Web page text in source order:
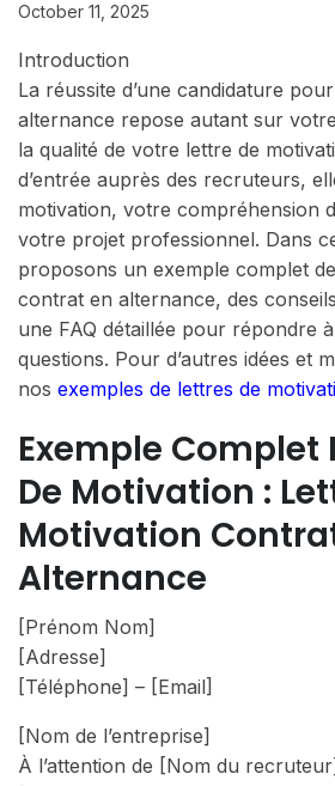
October 11, 2025
Introduction
La réussite d’une candidature
alternance repose autant sur
la qualité de votre lettre de
d’entrée auprès des recruteurs,
motivation, votre compréhension
votre projet professionnel. Dans
proposons un exemple complet
contrat en alternance, des
une FAQ détaillée pour répondre
questions. Pour d’autres idées et
nos exemples de lettres de
Exemple Complet
De Motivation :
Motivation
Alternance
[Prénom Nom]
[Adresse]
[Téléphone] – [Email]
[Nom de l’entreprise]
À l’attention de [Nom du recruteur]